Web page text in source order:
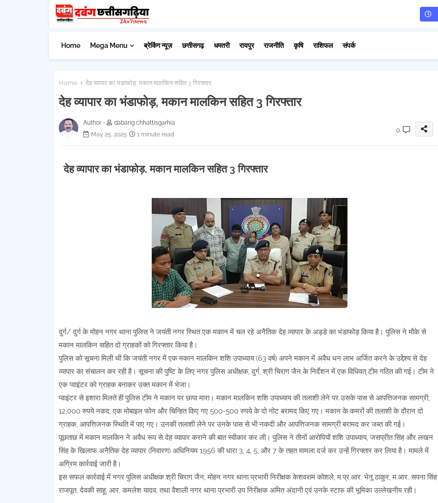
Home Mega Menu ब्रेकिंग न्यूज़ छत्तीसगढ़ धमतरी रायपुर राजनीति कृषि राशिफल संपर्क
Home देह व्यापार का भंडाफोड़, मकान मालकिन सहित 3 गिरफ्तार
देह व्यापार का भंडाफोड़, मकान मालकिन सहित 3 गिरफ्तार
Author -
dabang chhattisgarhia
May 25, 2025
1 minute read
0
देह व्यापार का भंडाफोड़, मकान मालकिन सहित 3 गिरफ्तार
दुर्ग/ दुर्ग के मोहन नगर थाना पुलिस ने जयंती नगर स्थित एक मकान में चल रहे अनैतिक देह व्यापार के अड्डे का भंडाफोड़ किया है। पुलिस ने मौके से
मकान मालकिन सहित दो ग्राहकों को गिरफ्तार किया है।
पुलिस को सूचना मिली थी कि जयंती नगर में एक मकान मालकिन शशि उपाध्याय (63 वर्ष) अपने मकान में अवैध धन लाभ अर्जित करने के उद्देश्य से देह
व्यापार का संचालन कर रही है। सूचना की पुष्टि के लिए नगर पुलिस अधीक्षक, दुर्ग, श्री चिराग जैन के निर्देशन में एक विधिवत् टीम गठित की गई। टीम ने
एक प्वाइंटर को ग्राहक बनाकर उक्त मकान में भेजा।
प्वाइंटर से इशारा मिलते ही पुलिस टीम ने मकान पर छापा मारा। मकान मालकिन शशि उपाध्याय की तलाशी लेने पर उसके पास से आपत्तिजनक सामग्री,
12,000 रुपये नकद, एक मोबाइल फोन और चिन्हित किए गए 500-500 रुपये के दो नोट बरामद किए गए। मकान के कमरों की तलाशी के दौरान दो
ग्राहक, आपत्तिजनक स्थिति में पाए गए। उनकी तलाशी लेने पर उनके पास से भी नकदी और आपत्तिजनक सामग्री बरामद कर जब्त की गई।
पूछताछ में मकान मालकिन ने अवैध रूप से देह व्यापार कराने की बात स्वीकार कर ली। पुलिस ने तीनों आरोपियों शशि उपाध्याय, जसप्रीत सिंह और लखन
सिंह के खिलाफ अनैतिक देह व्यापार (निवारण) अधिनियम 1956 की धारा 3, 4, 5, और 7 के तहत मामला दर्ज कर उन्हें गिरफ्तार कर लिया है। मामले में
अग्रिम कार्रवाई जारी है।
इस सफल कार्रवाई में नगर पुलिस अधीक्षक श्री चिराग जैन, मोहन नगर थाना प्रभारी निरीक्षक केशवराम कोशले, म.प्र.आर. भेनू ठाकुर, म.आर. सपना सिंह
राजपूत, देवकी साहू, आर. कमलेश यादव, तथा वैशाली नगर थाना प्रभारी उप निरीक्षक अमित अंदानी एवं उनके स्टाफ की भूमिका उल्लेखनीय रही।